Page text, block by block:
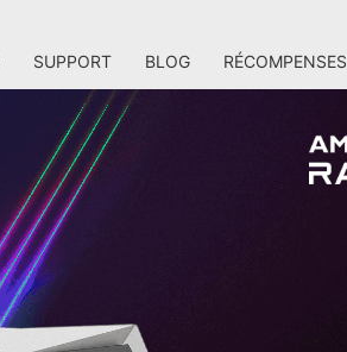
SUPPORT BLOG RÉCOMPENSES